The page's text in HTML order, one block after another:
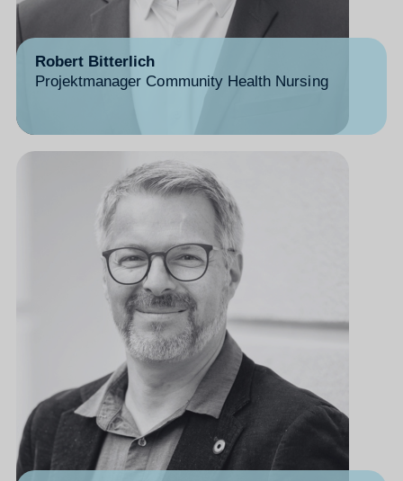
Robert Bitterlich
Projektmanager Community Health Nursing